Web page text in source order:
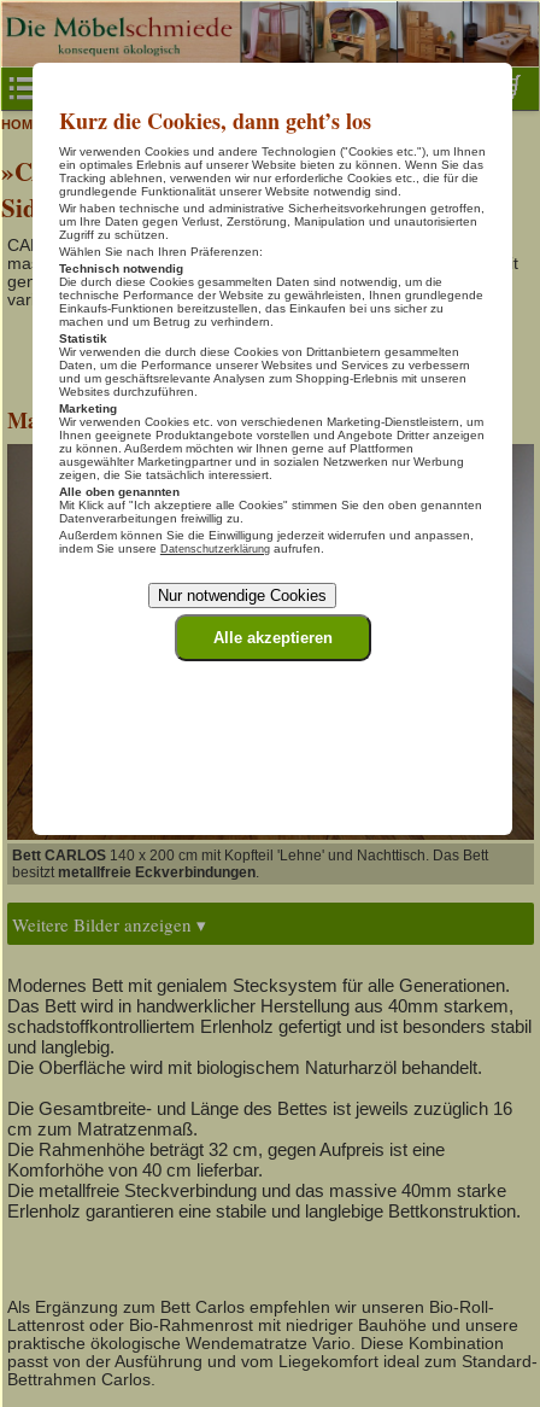
Baby- & Kinderzimmer
Baby- & Kinderbetten
Gäste- & Jugendbetten
Kinder- & Jugendschreibtische
Natur-Spielmöbel
Regale- & Würfelsysteme
Home Office
Schöner Wohnen
Schlafen in Natur
Tische, Bänke, Stühle
Info & Kontakt
Warenkorb
HOME Schöner Wohnen>Carlos
»CARLOS« Naturbett, Schrankmodule und
Sideboard
CARLOS.... unser junges und zeitloses Möbelprogramm aus
massiver geölter Bio-Erle, bestehend aus dem Carlos Naturbett mit
genialem Stecksystem, dem Carlos Sideboard und den
variantenreichen Carlos Schrankmodulen.
Massivholzbett CARLOS
Bett CARLOS140 x 200 cm mit Kopfteil 'Lehne' und Nachttisch. Das Bett
besitzt metallfreie Eckverbindungen.
Weitere Bilder anzeigen ▾
Modernes Bett mit genialem Stecksystem für alle Generationen.
Das Bett wird in handwerklicher Herstellung aus 40mm starkem,
schadstoffkontrolliertem Erlenholz gefertigt und ist besonders stabil
und langlebig.
Die Oberfläche wird mit biologischem Naturharzöl behandelt.
Die Gesamtbreite- und Länge des Bettes ist jeweils zuzüglich 16
cm zum Matratzenmaß.
Die Rahmenhöhe beträgt 32 cm, gegen Aufpreis ist eine
Komforhöhe von 40 cm lieferbar.
Die metallfreie Steckverbindung und das massive 40mm starke
Erlenholz garantieren eine stabile und langlebige Bettkonstruktion.
Als Ergänzung zum Bett Carlos empfehlen wir unseren Bio-Roll-
Lattenrost oder Bio-Rahmenrost mit niedriger Bauhöhe und unsere
praktische ökologische Wendematratze Vario. Diese Kombination
passt von der Ausführung und vom Liegekomfort ideal zum Standard-
Bettrahmen Carlos.
Kurz die Cookies, dann geht’s los
Wir verwenden Cookies und andere Technologien ("Cookies etc."), um Ihnen
ein optimales Erlebnis auf unserer Website bieten zu können. Wenn Sie das
Tracking ablehnen, verwenden wir nur erforderliche Cookies etc., die für die
grundlegende Funktionalität unserer Website notwendig sind.
Wir haben technische und administrative Sicherheitsvorkehrungen getroffen,
um Ihre Daten gegen Verlust, Zerstörung, Manipulation und unautorisierten
Zugriff zu schützen.
Wählen Sie nach Ihren Präferenzen:
Technisch notwendig
Die durch diese Cookies gesammelten Daten sind notwendig, um die
technische Performance der Website zu gewährleisten, Ihnen grundlegende
Einkaufs-Funktionen bereitzustellen, das Einkaufen bei uns sicher zu
machen und um Betrug zu verhindern.
Statistik
Wir verwenden die durch diese Cookies von Drittanbietern gesammelten
Daten, um die Performance unserer Websites und Services zu verbessern
und um geschäftsrelevante Analysen zum Shopping-Erlebnis mit unseren
Websites durchzuführen.
Marketing
Wir verwenden Cookies etc. von verschiedenen Marketing-Dienstleistern, um
Ihnen geeignete Produktangebote vorstellen und Angebote Dritter anzeigen
zu können. Außerdem möchten wir Ihnen gerne auf Plattformen
ausgewählter Marketingpartner und in sozialen Netzwerken nur Werbung
zeigen, die Sie tatsächlich interessiert.
Alle oben genannten
Mit Klick auf "Ich akzeptiere alle Cookies" stimmen Sie den oben genannten
Datenverarbeitungen freiwillig zu.
Außerdem können Sie die Einwilligung jederzeit widerrufen und anpassen,
indem Sie unsere Datenschutzerklärungaufrufen.
Nur notwendige Cookies
Alle akzeptieren